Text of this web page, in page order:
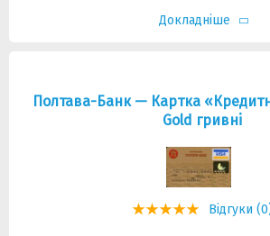
Докладніше
Полтава-Банк — Картка
Gold гривнi
Відгуки